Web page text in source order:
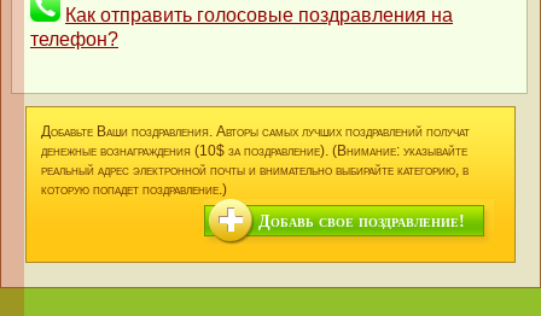
Как отправить голосовые поздравления на
телефон?
Добавьте Ваши поздравления. Авторы самых лучших поздравлений получат
денежные вознаграждения (10$ за поздравление). (Внимание: указывайте
реальный адрес электронной почты и внимательно выбирайте категорию, в
которую попадет поздравление.)
Добавь свое поздравление!